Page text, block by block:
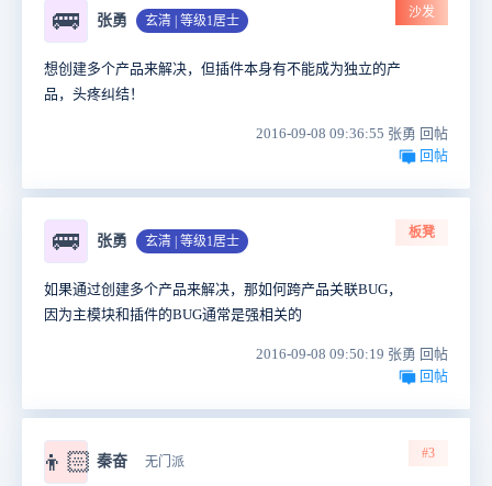
🚌 张勇 玄清 | 等级1居士
沙发
想创建多个产品来解决，但插件本身有不能成为独立的产
品，头疼纠结！
2016-09-08 09:36:55 张勇 回帖
回帖
🚌 张勇 玄清 | 等级1居士
板凳
如果通过创建多个产品来解决，那如何跨产品关联BUG，
因为主模块和插件的BUG通常是强相关的
2016-09-08 09:50:19 张勇 回帖
回帖
👦🏻 秦奋 无门派
#3